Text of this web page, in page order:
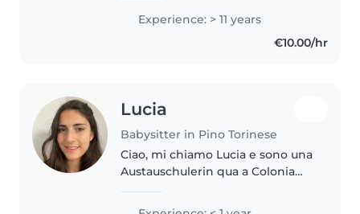
mamma e capisco che non è
facile affidare i propri figli, anche
Experience: > 11 years
€10.00/hr
Lucia
Babysitter in Pino Torinese
Ciao, mi chiamo Lucia e sono una
Austauschulerin qua a Colonia
babysitter quando ero ancora in